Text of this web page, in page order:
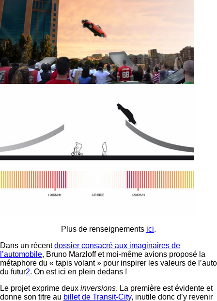
Plus de renseignements ici.
Dans un récentdossier consacré aux imaginaires de
l’automobile, Bruno Marzloff et moi-même avions proposé la
métaphore du « tapis volant » pour inspirer les valeurs de l’auto
du futur2. On est ici en plein dedans !
Le projet exprime deux inversions. La première est évidente et
donne son titre au billet de Transit-City, inutile donc d’y revenir